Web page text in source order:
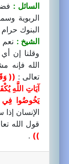
السائل :
الربوية
البنوك
الشيخ :
وقلنا إن
الله فإنه
تعالى : ((
آيَاتِ اللَّهِ
يَخُوضُوا فِي
الإنسان
قول الله
))
.